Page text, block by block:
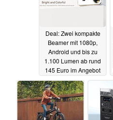
Deal: Zwei kompakte
Beamer mit 1080p,
Android und bis zu
1.100 Lumen ab rund
145 Euro im Angebot
(Ad)13.11.2023